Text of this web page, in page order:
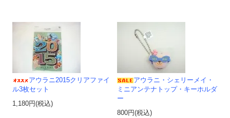
アウラニ2015クリアファイ
ル3枚セット
1,180円(税込)
アウラニ・シェリーメイ・
ミニアンテナトップ・キーホルダ
ー
800円(税込)